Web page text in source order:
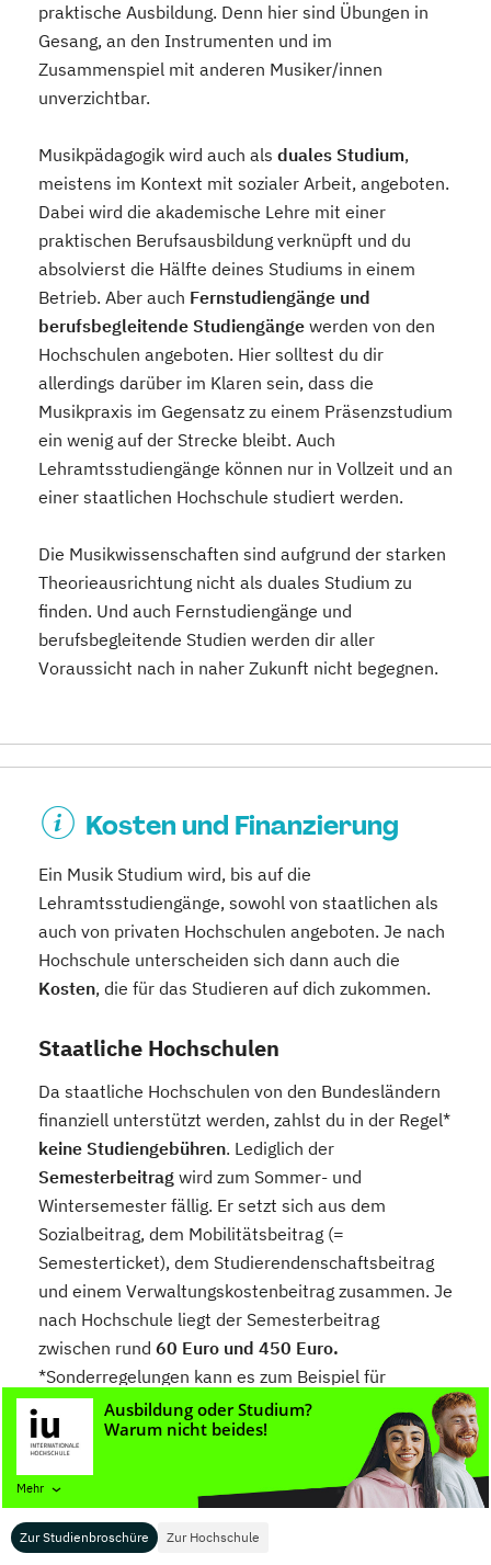
Zur Studienbroschüre Zur Hochschule
Mehr
praktische Ausbildung. Denn hier sind Übungen in
Gesang, an den Instrumenten und im
Zusammenspiel mit anderen Musiker/innen
unverzichtbar.
Musikpädagogik wird auch als duales Studium,
meistens im Kontext mit sozialer Arbeit, angeboten.
Dabei wird die akademische Lehre mit einer
praktischen Berufsausbildung verknüpft und du
absolvierst die Hälfte deines Studiums in einem
Betrieb. Aber auch Fernstudiengänge und
berufsbegleitende Studiengänge werden von den
Hochschulen angeboten. Hier solltest du dir
allerdings darüber im Klaren sein, dass die
Musikpraxis im Gegensatz zu einem Präsenzstudium
ein wenig auf der Strecke bleibt. Auch
Lehramtsstudiengänge können nur in Vollzeit und an
einer staatlichen Hochschule studiert werden.
Die Musikwissenschaften sind aufgrund der starken
Theorieausrichtung nicht als duales Studium zu
finden. Und auch Fernstudiengänge und
berufsbegleitende Studien werden dir aller
Voraussicht nach in naher Zukunft nicht begegnen.
Kosten und Finanzierung
Ein Musik Studium wird, bis auf die
Lehramtsstudiengänge, sowohl von staatlichen als
auch von privaten Hochschulen angeboten. Je nach
Hochschule unterscheiden sich dann auch die
Kosten, die für das Studieren auf dich zukommen.
Staatliche Hochschulen
Da staatliche Hochschulen von den Bundesländern
finanziell unterstützt werden, zahlst du in der Regel*
keine Studiengebühren. Lediglich der
Semesterbeitrag wird zum Sommer- und
Wintersemester fällig. Er setzt sich aus dem
Sozialbeitrag, dem Mobilitätsbeitrag (=
Semesterticket), dem Studierendenschaftsbeitrag
und einem Verwaltungskostenbeitrag zusammen. Je
nach Hochschule liegt der Semesterbeitrag
zwischen rund 60 Euro und 450 Euro.
*Sonderregelungen kann es zum Beispiel für
Zweitstudierende, Langzeitstudierende oder Nicht-
EU-Ausländer/innen geben.
Private Hochschulen
Im Gegensatz zu staatlichen Hochschulen